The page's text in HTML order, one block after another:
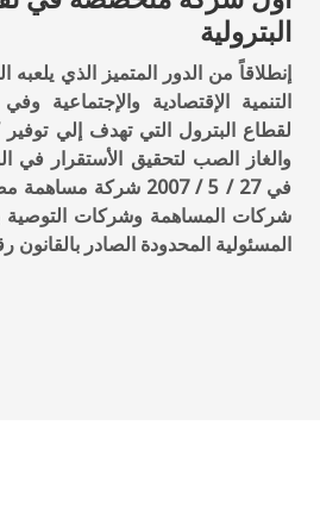
البترولية
إنطلاقاً من الدور المتميز الذي
التنمية الإقتصادية
لقطاع البترول التي تهدف إلي توفير
والغاز الصب لتحقيق الأستقرار في
في 27 / 5 / 2007 شركة
شركات المساهمة وشركات التوصية
المسئولية المحدودة الصادر بالقانون رقم 159 لسنة